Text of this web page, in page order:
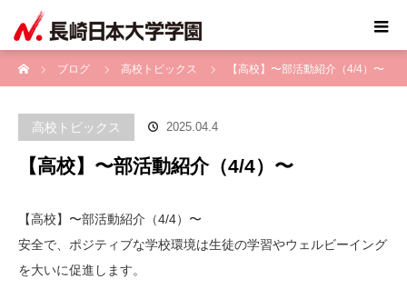
ブログ
高校トピックス 【高校】〜部活動紹介（4/4）〜
高校トピックス 2025.04.4
【高校】〜部活動紹介（4/4）〜
【高校】〜部活動紹介（4/4）〜
安全で、ポジティブな学校環境は生徒の学習やウェルビーイング
を大いに促進します。